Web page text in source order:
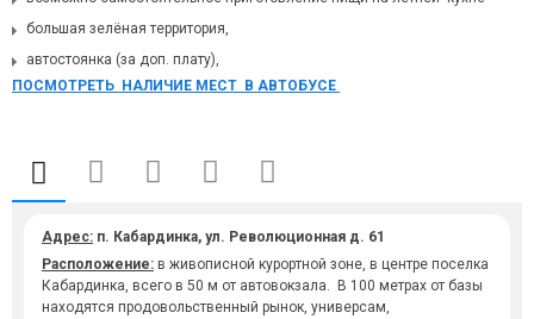
большая зелёная территория,
автостоянка (за доп. плату),
ПОСМОТРЕТЬ НАЛИЧИЕ МЕСТ В АВТОБУСЕ
Адрес: п. Кабардинка, ул. Революционная д. 61
Расположение: в живописной курортной зоне, в центре поселка
Кабардинка, всего в 50 м от автовокзала. В 100 метрах от базы
находятся продовольственный рынок, универсам,